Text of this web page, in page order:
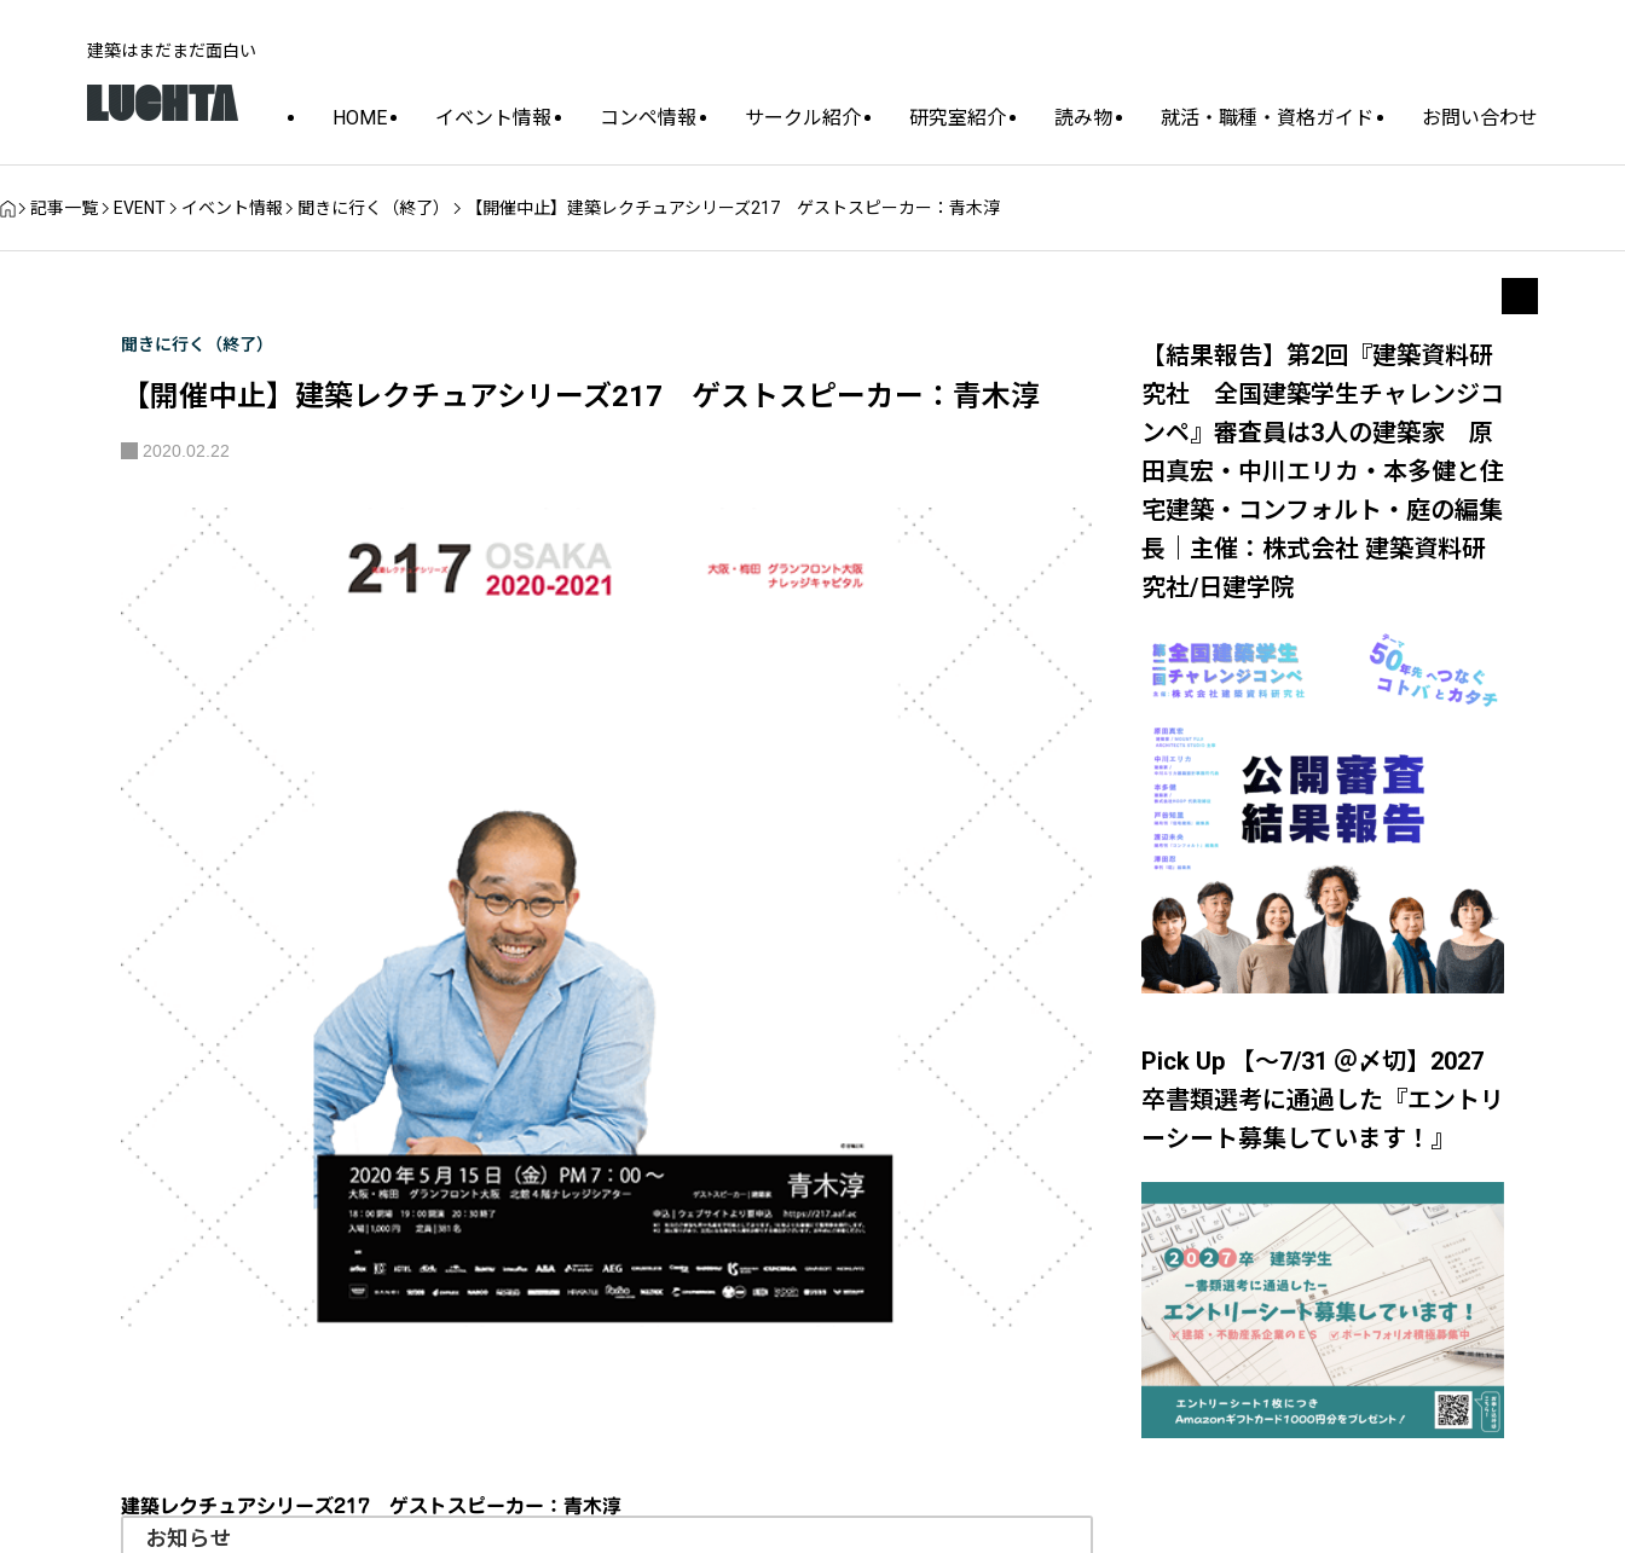
建築はまだまだ面白い
HOME イベント情報 コンペ情報 サークル紹介 研究室紹介 読み物 就活・職種・資格ガイド お問い合わせ
記事一覧 EVENT イベント情報 聞きに行く（終了） 【開催中止】建築レクチュアシリーズ217 ゲストスピーカー：青木淳
聞きに行く（終了）
【開催中止】建築レクチュアシリーズ217 ゲストスピーカー：青木淳
2020.02.22
建築レクチュアシリーズ217 ゲストスピーカー：青木淳
お知らせ
【結果報告】第2回『建築資料研
究社 全国建築学生チャレンジコ
ンペ』審査員は3人の建築家 原
田真宏・中川エリカ・本多健と住
宅建築・コンフォルト・庭の編集
長｜主催：株式会社 建築資料研
究社/日建学院
Pick Up 【～7/31 ＠〆切】2027
卒書類選考に通過した『エントリ
ーシート募集しています！』